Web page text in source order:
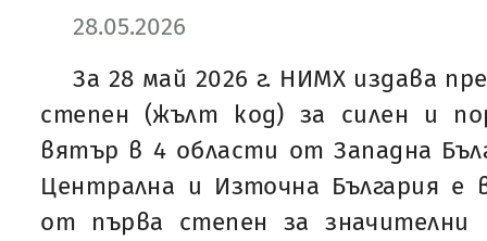
28.05.2026
За 28 май 2026 г. НИМХ издава
степен (жълт код) за силен и
вятър в 4 области от Западна
Централна и Източна България е
от първа степен за значителни